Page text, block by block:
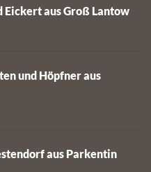
Eickert aus Groß Lantow
und Höpfner aus
aus Parkentin